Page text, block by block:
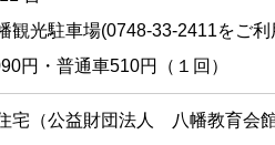
観光駐車場(0748-33-2411をご
円・普通車510円（１回）
住宅（公益財団法人 八幡教育会